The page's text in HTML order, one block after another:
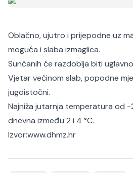
Oblačno, ujutro i prijepodne uz
moguća i slaba izmaglica.
Sunčanih će razdoblja biti
Vjetar većinom slab, popodne
jugoistočni.
Najniža jutarnja temperatura od -
dnevna između 2 i 4 °C.
Izvor:www.dhmz.hr